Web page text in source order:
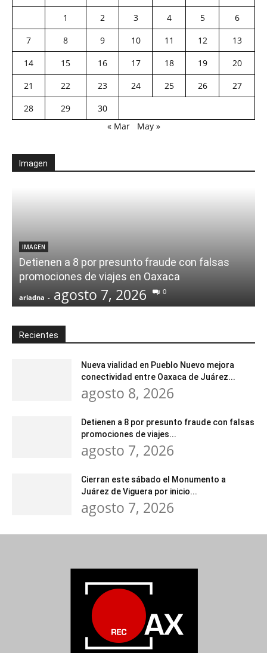
1 2 3 4 5
6
7
8 9 10 11 12
13
14
15 16 17 18 19
20
21
22 23 24 25 26
27
28
29
30
« Mar
May »
Imagen
IMAGEN
Detienen a 8 por presunto fraude con falsas
promociones de viajes en Oaxaca
ariadna - agosto 7, 2026 0
Recientes
Nueva vialidad en Pueblo Nuevo mejora
conectividad entre Oaxaca de Juárez...
agosto 8, 2026
Detienen a 8 por presunto fraude con falsas
promociones de viajes...
agosto 7, 2026
Cierran este sábado el Monumento a
Juárez de Viguera por inicio...
agosto 7, 2026